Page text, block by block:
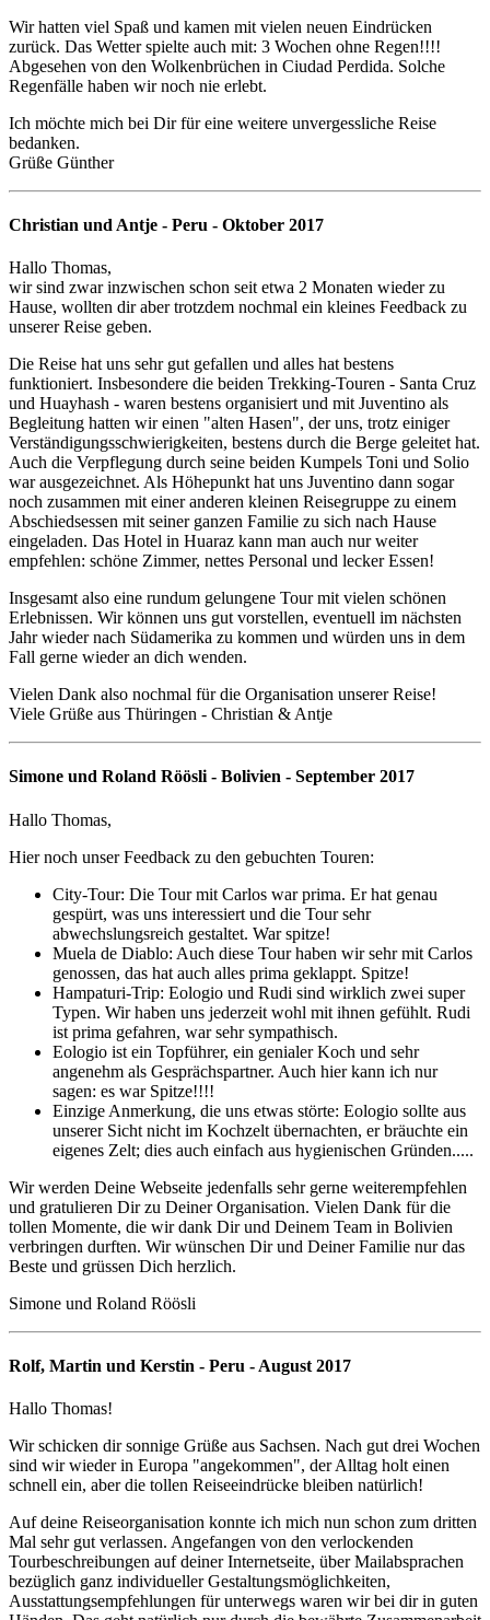
Wir hatten viel Spaß und kamen mit vielen neuen Eindrücken
zurück. Das Wetter spielte auch mit: 3 Wochen ohne Regen!!!!
Abgesehen von den Wolkenbrüchen in Ciudad Perdida. Solche
Regenfälle haben wir noch nie erlebt.
Ich möchte mich bei Dir für eine weitere unvergessliche Reise
bedanken.
Grüße Günther
Christian und Antje - Peru - Oktober 2017
Hallo Thomas,
wir sind zwar inzwischen schon seit etwa 2 Monaten wieder zu
Hause, wollten dir aber trotzdem nochmal ein kleines Feedback zu
unserer Reise geben.
Die Reise hat uns sehr gut gefallen und alles hat bestens
funktioniert. Insbesondere die beiden Trekking-Touren - Santa Cruz
und Huayhash - waren bestens organisiert und mit Juventino als
Begleitung hatten wir einen "alten Hasen", der uns, trotz einiger
Verständigungsschwierigkeiten, bestens durch die Berge geleitet hat.
Auch die Verpflegung durch seine beiden Kumpels Toni und Solio
war ausgezeichnet. Als Höhepunkt hat uns Juventino dann sogar
noch zusammen mit einer anderen kleinen Reisegruppe zu einem
Abschiedsessen mit seiner ganzen Familie zu sich nach Hause
eingeladen. Das Hotel in Huaraz kann man auch nur weiter
empfehlen: schöne Zimmer, nettes Personal und lecker Essen!
Insgesamt also eine rundum gelungene Tour mit vielen schönen
Erlebnissen. Wir können uns gut vorstellen, eventuell im nächsten
Jahr wieder nach Südamerika zu kommen und würden uns in dem
Fall gerne wieder an dich wenden.
Vielen Dank also nochmal für die Organisation unserer Reise!
Viele Grüße aus Thüringen - Christian & Antje
Simone und Roland Röösli - Bolivien - September 2017
Hallo Thomas,
Hier noch unser Feedback zu den gebuchten Touren:
City-Tour: Die Tour mit Carlos war prima. Er hat genau
gespürt, was uns interessiert und die Tour sehr
abwechslungsreich gestaltet. War spitze!
Muela de Diablo: Auch diese Tour haben wir sehr mit Carlos
genossen, das hat auch alles prima geklappt. Spitze!
Hampaturi-Trip: Eologio und Rudi sind wirklich zwei super
Typen. Wir haben uns jederzeit wohl mit ihnen gefühlt. Rudi
ist prima gefahren, war sehr sympathisch.
Eologio ist ein Topführer, ein genialer Koch und sehr
angenehm als Gesprächspartner. Auch hier kann ich nur
sagen: es war Spitze!!!!
Einzige Anmerkung, die uns etwas störte: Eologio sollte aus
unserer Sicht nicht im Kochzelt übernachten, er bräuchte ein
eigenes Zelt; dies auch einfach aus hygienischen Gründen.....
Wir werden Deine Webseite jedenfalls sehr gerne weiterempfehlen
und gratulieren Dir zu Deiner Organisation. Vielen Dank für die
tollen Momente, die wir dank Dir und Deinem Team in Bolivien
verbringen durften. Wir wünschen Dir und Deiner Familie nur das
Beste und grüssen Dich herzlich.
Simone und Roland Röösli
Rolf, Martin und Kerstin - Peru - August 2017
Hallo Thomas!
Wir schicken dir sonnige Grüße aus Sachsen. Nach gut drei Wochen
sind wir wieder in Europa "angekommen", der Alltag holt einen
schnell ein, aber die tollen Reiseeindrücke bleiben natürlich!
Auf deine Reiseorganisation konnte ich mich nun schon zum dritten
Mal sehr gut verlassen. Angefangen von den verlockenden
Tourbeschreibungen auf deiner Internetseite, über Mailabsprachen
bezüglich ganz individueller Gestaltungsmöglichkeiten,
Ausstattungsempfehlungen für unterwegs waren wir bei dir in guten